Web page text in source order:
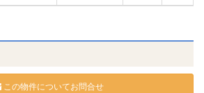
この物件についてお問合せ